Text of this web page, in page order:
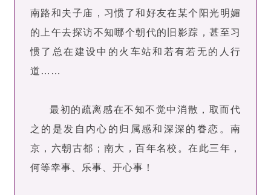
南路和夫子庙，习惯了和好友在某个阳光明媚
的上午去探访不知哪个朝代的旧影踪，甚至习
惯了总在建设中的火车站和若有若无的人行
道……
最初的疏离感在不知不觉中消散，取而代
之的是发自内心的归属感和深深的眷恋。南
京，六朝古都；南大，百年名校。在此三年，
何等幸事、乐事、开心事！